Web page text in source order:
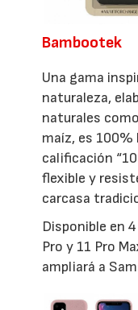
Bambootek
Una gama
naturaleza,
naturales
maíz, es 100%
calificación
flexible y
carcasa
Disponible en
Pro y 11 Pro
ampliará a